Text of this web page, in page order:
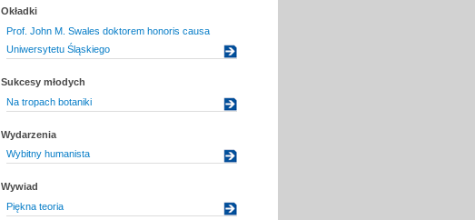
Okładki
Prof. John M. Swales doktorem honoris causa
Uniwersytetu Śląskiego
Sukcesy młodych
Na tropach botaniki
Wydarzenia
Wybitny humanista
Wywiad
Piękna teoria